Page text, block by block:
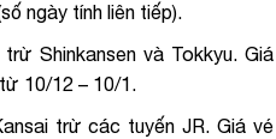
ngày tính liên tiếp).
Shinkansen và Tokkyu. Giá
10/12 – 10/1.
trừ các tuyến JR. Giá vé